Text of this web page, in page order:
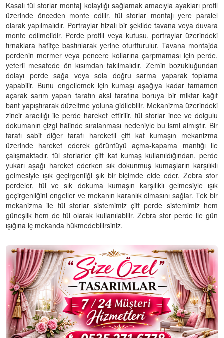
Kasalı tül storlar montaj kolaylığı sağlamak amacıyla ayakları profil
üzerinde önceden monte edilir. tül storlar montajı yere paralel
olarak yapılmalıdır. Portraylar hizalı bir şekilde tavana veya duvara
monte edilmelidir. Perde profili veya kutusu, portraylar üzerindeki
tırnaklara hafifçe bastırılarak yerine oturtturulur. Tavana montajda
perdenin mermer veya pencere kollarına çarpmaması için perde,
yeterli mesafede ön kısımdan takılmalıdır. Zemin bozukluğundan
dolayı perde sağa veya sola doğru sarma yaparak toplama
yapabilir. Bunu engellemek için kumaşı aşağıya kadar tamamen
açarak sarım yapan tarafın aksi tarafına boruya bir miktar kağıt
bant yapıştırarak düzeltme yoluna gidilebilir. Mekanizma üzerindeki
zincir aracılığı ile perde hareket ettirilir. tül storlar ince ve dolgulu
dokumanın çizgi halinde sıralanması nedeniyle bu ismi almıştır. Bir
tarafı sabit diğer tarafı hareketli çift kat kumaşın mekanizma
üzerinde hareket ederek görüntüyü açma-kapama mantığı ile
çalışmaktadır. tül storlarler çift kat kumaş kullanıldığından, perde
yukarı aşağı hareket ederken sık dokunmuş kumaşların karşılıklı
gelmesiyle ışık geçirgenliği şık bir biçimde elde eder. Zebra stor
perdeler, tül ve sık dokuma kumaşın karşılıklı gelmesiyle ışık
geçirgenliğini engeller ve mekanın karanlık olmasını sağlar. Tek bir
mekanizma ile tül storlar sistemimiz çift perde sistemimiz hem
güneşlik hem de tül olarak kullanılabilir. Zebra stor perde ile gün
ışığına iç mekanda hükmedebilirsiniz.